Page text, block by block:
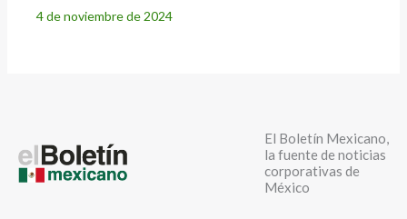
4 de noviembre de 2024
El Boletín Mexicano,
la fuente de noticias
corporativas de
México